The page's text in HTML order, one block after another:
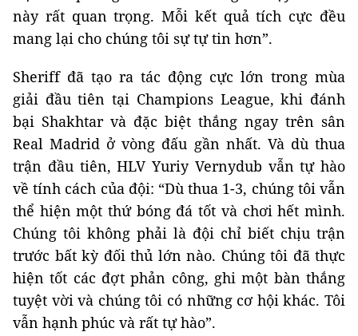
này rất quan trọng. Mỗi kết quả tích cực đều
mang lại cho chúng tôi sự tự tin hơn”.
Sheriff đã tạo ra tác động cực lớn trong mùa
giải đầu tiên tại Champions League, khi đánh
bại Shakhtar và đặc biệt thắng ngay trên sân
Real Madrid ở vòng đấu gần nhất. Và dù thua
trận đầu tiên, HLV Yuriy Vernydub vẫn tự hào
về tính cách của đội: “Dù thua 1-3, chúng tôi vẫn
thể hiện một thứ bóng đá tốt và chơi hết mình.
Chúng tôi không phải là đội chỉ biết chịu trận
trước bất kỳ đối thủ lớn nào. Chúng tôi đã thực
hiện tốt các đợt phản công, ghi một bàn thắng
tuyệt vời và chúng tôi có những cơ hội khác. Tôi
vẫn hạnh phúc và rất tự hào”.